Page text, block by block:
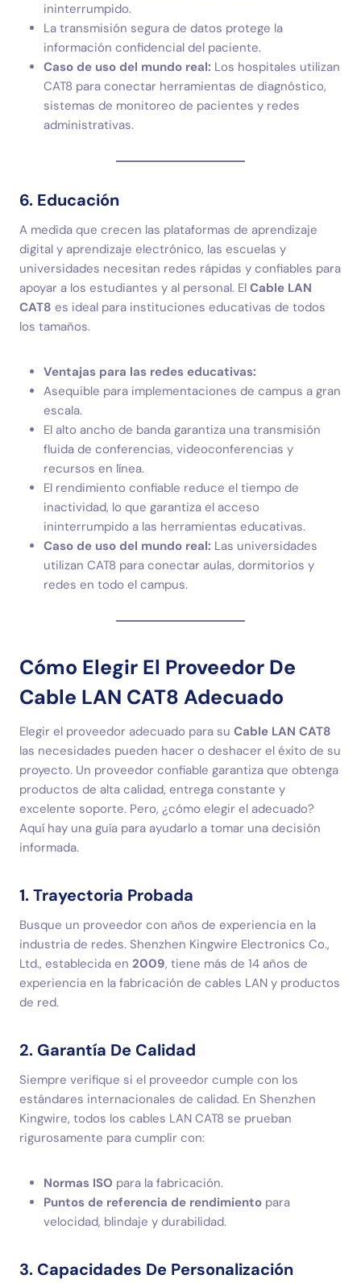
ininterrumpido.
La transmisión segura de datos protege la
información confidencial del paciente.
Caso de uso del mundo real: Los hospitales utilizan
CAT8 para conectar herramientas de diagnóstico,
sistemas de monitoreo de pacientes y redes
administrativas.
6. Educación
A medida que crecen las plataformas de aprendizaje
digital y aprendizaje electrónico, las escuelas y
universidades necesitan redes rápidas y confiables para
apoyar a los estudiantes y al personal. El Cable LAN
CAT8 es ideal para instituciones educativas de todos
los tamaños.
Ventajas para las redes educativas:
Asequible para implementaciones de campus a gran
escala.
El alto ancho de banda garantiza una transmisión
fluida de conferencias, videoconferencias y
recursos en línea.
El rendimiento confiable reduce el tiempo de
inactividad, lo que garantiza el acceso
ininterrumpido a las herramientas educativas.
Caso de uso del mundo real: Las universidades
utilizan CAT8 para conectar aulas, dormitorios y
redes en todo el campus.
Cómo Elegir El Proveedor De
Cable LAN CAT8 Adecuado
Elegir el proveedor adecuado para su Cable LAN CAT8
las necesidades pueden hacer o deshacer el éxito de su
proyecto. Un proveedor confiable garantiza que obtenga
productos de alta calidad, entrega constante y
excelente soporte. Pero, ¿cómo elegir el adecuado?
Aquí hay una guía para ayudarlo a tomar una decisión
informada.
1. Trayectoria Probada
Busque un proveedor con años de experiencia en la
industria de redes. Shenzhen Kingwire Electronics Co.,
Ltd., establecida en 2009, tiene más de 14 años de
experiencia en la fabricación de cables LAN y productos
de red.
2. Garantía De Calidad
Siempre verifique si el proveedor cumple con los
estándares internacionales de calidad. En Shenzhen
Kingwire, todos los cables LAN CAT8 se prueban
rigurosamente para cumplir con:
Normas ISO para la fabricación.
Puntos de referencia de rendimiento para
velocidad, blindaje y durabilidad.
3. Capacidades De Personalización